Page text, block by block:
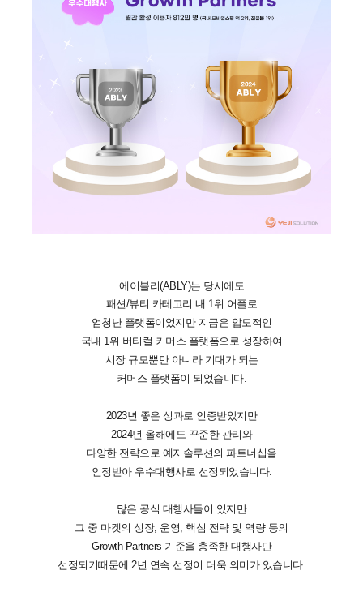
에이블리(ABLY)는 당시에도
패션/뷰티 카테고리 내 1위 어플로
엄청난 플랫폼이었지만 지금은 압도적인
국내 1위 버티컬 커머스 플랫폼으로 성장하여
시장 규모뿐만 아니라 기대가 되는
커머스 플랫폼이 되었습니다.
2023년 좋은 성과로 인증받았지만
2024년 올해에도 꾸준한 관리와
다양한 전략으로 예지솔루션의 파트너십을
인정받아 우수대행사로 선정되었습니다.
많은 공식 대행사들이 있지만
그 중 마켓의 성장, 운영, 핵심 전략 및 역량 등의
Growth Partners 기준을 충족한 대행사만
선정되기때문에 2년 연속 선정이 더욱 의미가 있습니다.